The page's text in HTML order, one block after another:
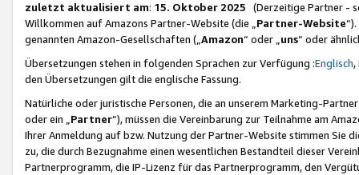
zuletzt aktualisiert am: 15. Oktober 2025 (Derzeitige Partner -
Willkommen auf Amazons Partner-Website (die „Partner-Website
genannten Amazon-Gesellschaften („Amazon“ oder „uns“ oder
Übersetzungen stehen in folgenden Sprachen zur Verfügung :Englisch,
den Übersetzungen gilt die englische Fassung.
Natürliche oder juristische Personen, die an unserem Marketing-
oder ein „Partner“), müssen die Vereinbarung zur Teilnahme am
Ihrer Anmeldung auf bzw. Nutzung der Partner-Website stimmen Sie
zu, die durch Bezugnahme einen wesentlichen Bestandteil dieser
Partnerprogramm, die IP-Lizenz für das Partnerprogramm, den